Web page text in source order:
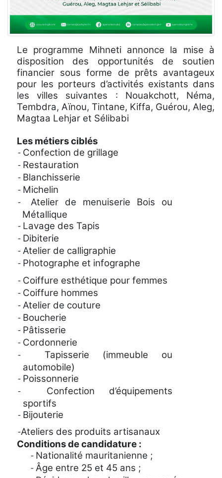
Le programme Mihneti annonce la mise à
disposition des opportunités de soutien
financier sous forme de prêts avantageux
pour les porteurs d’activités existants dans
les villes suivantes : Nouakchott, Néma,
Tembdra, Aïnou, Tintane, Kiffa, Guérou, Aleg,
Magtaa Lehjar et Sélibabi
Les métiers ciblés
- Confection de grillage
- Restauration
- Blanchisserie
- Michelin
-
Atelier de menuiserie Bois ou
Métallique
- Lavage des Tapis
- Dibiterie
- Atelier de calligraphie
- Photographe et infographe
- Coiffure esthétique pour femmes
- Coiffure hommes
- Atelier de couture
- Boucherie
- Pâtisserie
- Cordonnerie
-
Tapisserie (immeuble ou
automobile)
- Poissonnerie
-
Confection d’équipements
sportifs
- Bijouterie
-Ateliers des produits artisanaux
Conditions de candidature :
- Nationalité mauritanienne ;
- Âge entre 25 et 45 ans ;